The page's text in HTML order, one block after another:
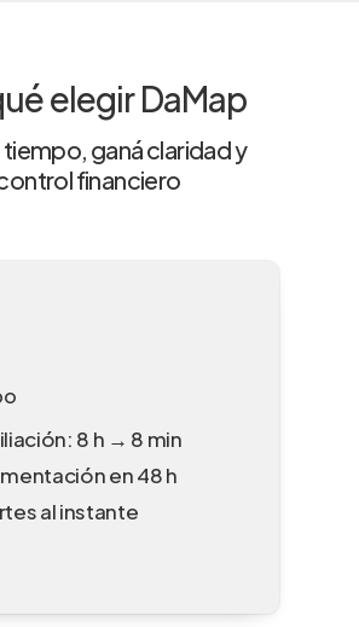
elegir DaMap
ganá claridad y
financiero
8 h → 8 min
en 48 h
al instante